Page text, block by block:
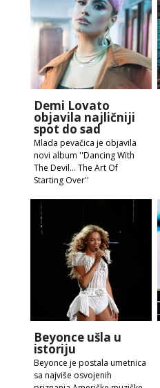
Demi Lovato
objavila najličniji
spot do sad
Mlada pevačica je objavila
novi album ''Dancing With
The Devil… The Art Of
Starting Over''
Beyonce ušla u
istoriju
Beyonce je postala umetnica
sa najviše osvojenih